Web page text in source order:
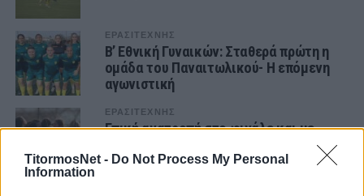
TitormosNet - Do Not Process My Personal
Information
ΕΡΑΣΙΤΕΧΝΗΣ
Β’ Εθνική Γυναικών: Σταθερά πρώτη η
ομάδα του Παναιτωλικού- Η επόμενη
αγωνιστική
ΕΡΑΣΙΤΕΧΝΗΣ
Επική ανατροπή στο φινάλε και με